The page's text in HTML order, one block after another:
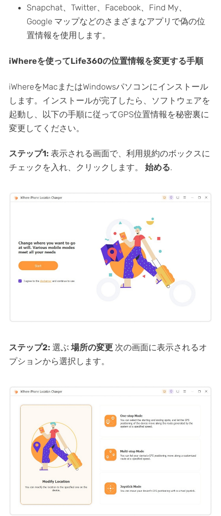
Snapchat、Twitter、Facebook、Find My、
Google マップなどのさまざまなアプリで偽の位
置情報を使用します。
iWhereを使ってLife360の位置情報を変更する手順
iWhereをMacまたはWindowsパソコンにインストール
します。インストールが完了したら、ソフトウェアを
起動し、以下の手順に従ってGPS位置情報を秘密裏に
変更してください。
ステップ1: 表示される画面で、利用規約のボックスに
チェックを入れ、クリックします。 始める.
ステップ2: 選ぶ 場所の変更次の画面に表示されるオ
プションから選択します。